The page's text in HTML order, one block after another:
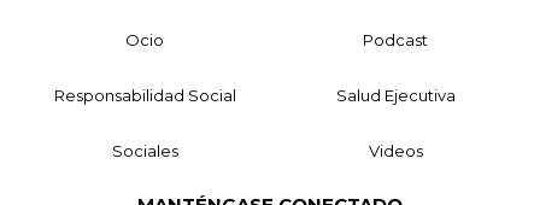
Ocio Podcast
Responsabilidad Social Salud Ejecutiva
Sociales Videos